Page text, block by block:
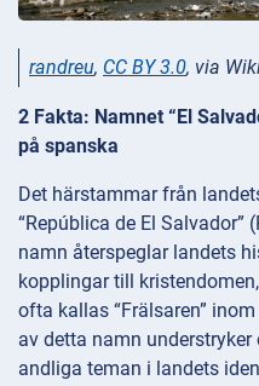
randreu, CC BY 3.0, via
2 Fakta: Namnet “El
på spanska
Det härstammar från
“República de El Salvador”
namn återspeglar landets
kopplingar till
ofta kallas “Frälsaren”
av detta namn
andliga teman i landets